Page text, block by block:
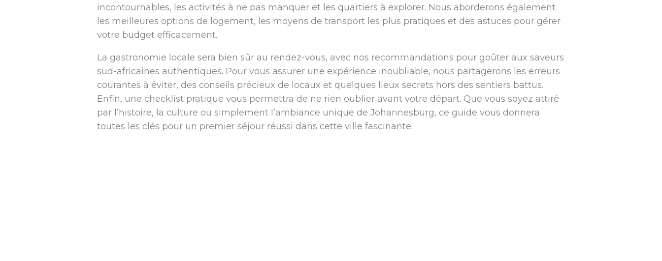
incontournables, les activités à ne pas manquer et les quartiers à explorer. Nous aborderons également
les meilleures options de logement, les moyens de transport les plus pratiques et des astuces pour gérer
votre budget efficacement.
La gastronomie locale sera bien sûr au rendez-vous, avec nos recommandations pour goûter aux saveurs
sud-africaines authentiques. Pour vous assurer une expérience inoubliable, nous partagerons les erreurs
courantes à éviter, des conseils précieux de locaux et quelques lieux secrets hors des sentiers battus.
Enfin, une checklist pratique vous permettra de ne rien oublier avant votre départ. Que vous soyez attiré
par l’histoire, la culture ou simplement l’ambiance unique de Johannesburg, ce guide vous donnera
toutes les clés pour un premier séjour réussi dans cette ville fascinante.